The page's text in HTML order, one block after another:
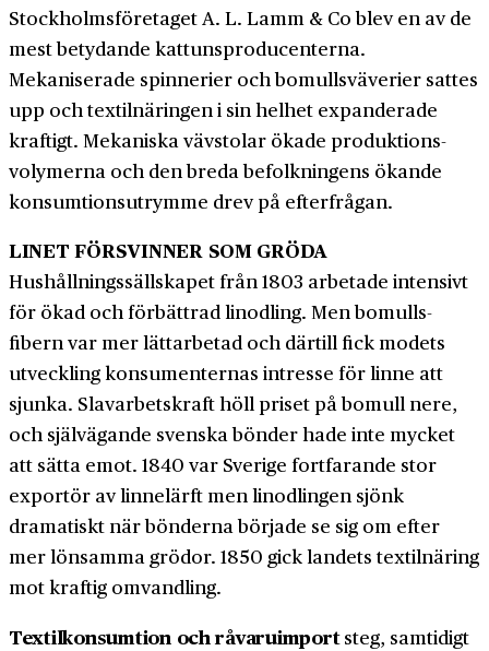
Stockholmsföretaget A. L. Lamm & Co blev en av de
mest betydande kattunsproducenterna.
Mekaniserade spinnerier och bomulls­väverier sattes
upp och textil­näringen i sin helhet expanderade
kraftigt. Mekaniska väv­stolar ökade produktions­
volymerna och den breda befolkningens ökande
konsumtions­utrymme drev på efterfrågan.
LINET FÖRSVINNER SOM GRÖDA
Hushållningssällskapet från 1803 arbetade intensivt
för ökad och förbättrad linodling. Men bomulls­
fibern var mer lätt­arbetad och därtill fick modets
utveckling konsumenternas intresse för linne att
sjunka. Slav­arbetskraft höll priset på bomull nere,
och själv­ägande svenska bönder hade inte mycket
att sätta emot. 1840 var Sverige fortfarande stor
exportör av linnelärft men linodlingen sjönk
dramatiskt när bönderna började se sig om efter
mer lönsamma grödor. 1850 gick landets textilnäring
mot kraftig omvandling.
Textilkonsumtion och råvaruimportsteg, samtidigt